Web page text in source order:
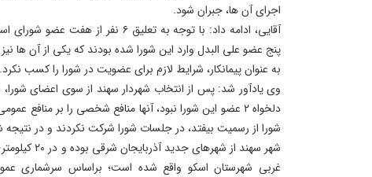
اجرای آن ها، جبران شود.
آقایی، ادامه داد: با توجه به تعلیق ۶
پنج عضو علی البدل وارد این شورا شده بودند که یکی از آن ها
به عنوان پیمانکار، شرایط لازم برای عضویت در شورا را کسب نکرد.
وی یادآور شد: پس از انتخاب شهردار سهند از سوی اعضای
دلخواه ۲ عضو این شورا نبود، آنها منافع شخصی را بر منافع
شورا از رسمیت بیفتد، در جلسات شورا شرکت نکردند و در نتیجه
شهر سهند از